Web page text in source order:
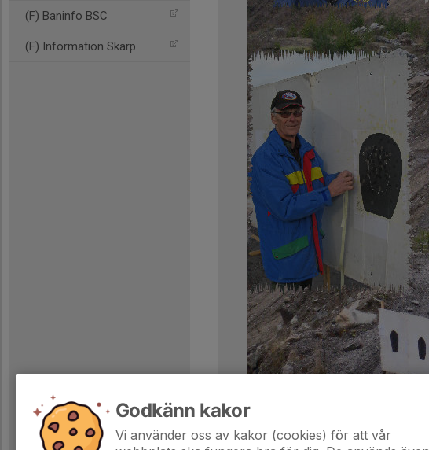
(F) Baninfo BSC
(F) Information Skarp
Godkänn kakor
Vi använder oss av kakor (cookies) för att vår